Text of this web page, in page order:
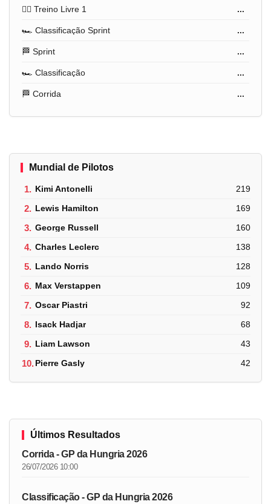
🏋️‍♂️ Treino Livre 1 ...
🏎️ Classificação Sprint ...
🏁 Sprint ...
🏎️ Classificação ...
🏁 Corrida ...
Mundial de Pilotos
1. Kimi Antonelli 219
2. Lewis Hamilton 169
3. George Russell 160
4. Charles Leclerc 138
5. Lando Norris 128
6. Max Verstappen 109
7. Oscar Piastri 92
8. Isack Hadjar 68
9. Liam Lawson 43
10.Pierre Gasly 42
Últimos Resultados
Corrida - GP da Hungria 2026
26/07/2026 10:00
Classificação - GP da Hungria 2026